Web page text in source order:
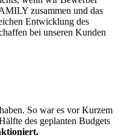
zusammen und das
Entwicklung des
bei unseren Kunden
So war es vor Kurzem
des geplanten Budgets